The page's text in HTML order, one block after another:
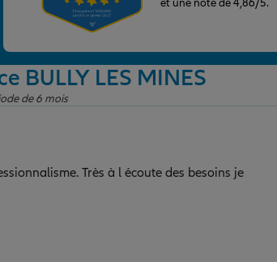
BULLY LES MINES
de 6 mois